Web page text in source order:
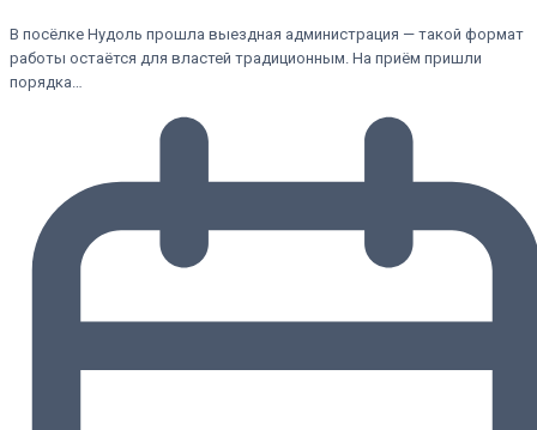
В посёлке Нудоль прошла выездная администрация — такой формат
работы остаётся для властей традиционным. На приём пришли
порядка…